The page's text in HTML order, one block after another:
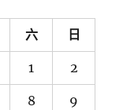
六 日
1 2
8 9